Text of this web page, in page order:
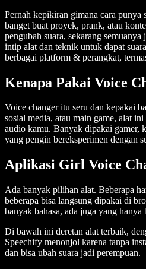
Pernah kepikiran gimana cara punya
banget buat proyek, prank, atau
pengubah suara, sekarang
intip alat dan teknik untuk dapat
berbagai platform & perangkat,
Kenapa Pakai Voice
Voice changer itu seru dan kepakai
sosial media, atau main game, alat
audio kamu. Banyak dipakai gamer,
yang pengin bereksperimen dengan
Aplikasi Girl Voice
Ada banyak pilihan alat. Beberapa
beberapa bisa langsung dipakai di
banyak bahasa, ada juga yang hanya
Di bawah ini deretan alat terbaik,
Speechify menonjol karena tanpa
dan bisa ubah suara jadi perempuan.